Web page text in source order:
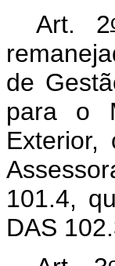
Art. 2
de
para o
Exterior,
101.4,
DAS